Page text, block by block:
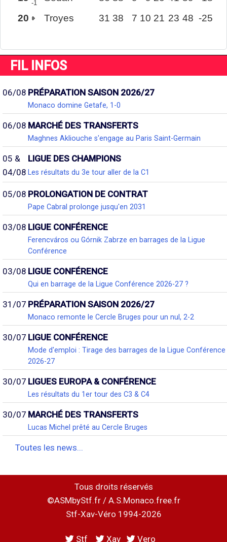
-1
20
Troyes 31 38 7 10 21 23 48 -25
FIL INFOS
06/08 PRÉPARATION SAISON 2026/27
Monaco domine Getafe, 1-0
06/08 MARCHÉ DES TRANSFERTS
Maghnes Akliouche s'engage au Paris Saint-Germain
05 &
04/08
LIGUE DES CHAMPIONS
Les résultats du 3e tour aller de la C1
05/08 PROLONGATION DE CONTRAT
Pape Cabral prolonge jusqu'en 2031
03/08 LIGUE CONFÉRENCE
Ferencváros ou Górnik Zabrze en barrages de la Ligue
Conférence
03/08 LIGUE CONFÉRENCE
Qui en barrage de la Ligue Conférence 2026-27 ?
31/07 PRÉPARATION SAISON 2026/27
Monaco remonte le Cercle Bruges pour un nul, 2-2
30/07 LIGUE CONFÉRENCE
Mode d'emploi : Tirage des barrages de la Ligue Conférence
2026-27
30/07 LIGUES EUROPA & CONFÉRENCE
Les résultats du 1er tour des C3 & C4
30/07 MARCHÉ DES TRANSFERTS
Lucas Michel prêté au Cercle Bruges
Toutes les news...
Tous droits réservés
©ASMbyStf.fr / A.S.Monaco.free.fr
Stf-Xav-Véro 1994-2026
Stf Xav Vero